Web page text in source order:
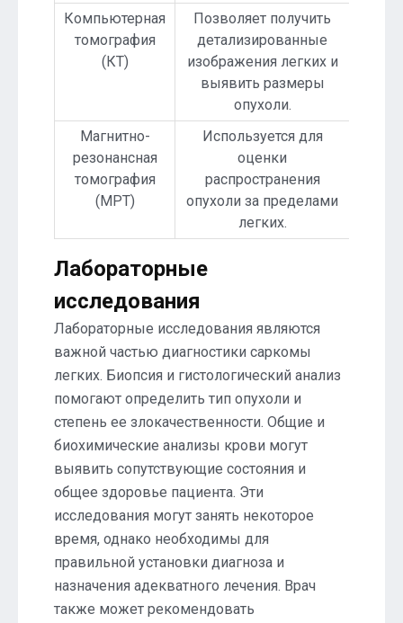
Компьютерная
томография
(КТ)
Позволяет получить
детализированные
изображения легких и
выявить размеры
опухоли.
Магнитно-
резонансная
томография
(МРТ)
Используется для
оценки
распространения
опухоли за пределами
легких.
Лабораторные
исследования
Лабораторные исследования являются
важной частью диагностики саркомы
легких. Биопсия и гистологический анализ
помогают определить тип опухоли и
степень ее злокачественности. Общие и
биохимические анализы крови могут
выявить сопутствующие состояния и
общее здоровье пациента. Эти
исследования могут занять некоторое
время, однако необходимы для
правильной установки диагноза и
назначения адекватного лечения. Врач
также может рекомендовать